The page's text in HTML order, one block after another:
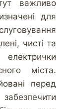
важливо
для
чисті та
міста.
перед